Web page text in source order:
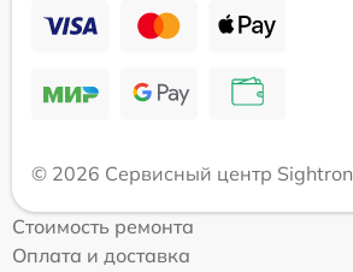
© 2026 Сервисный центр Sightron
Стоимость ремонта
Оплата и доставка